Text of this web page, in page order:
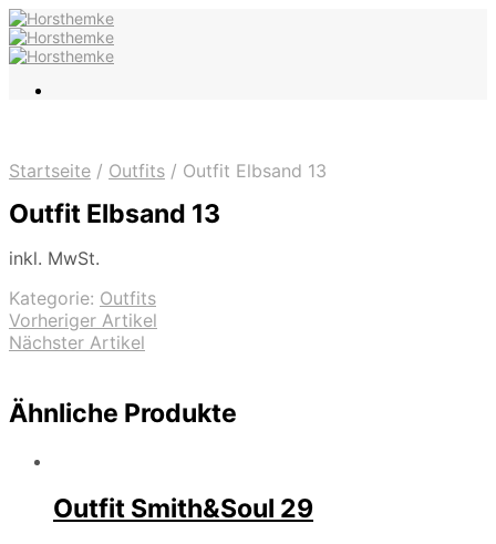
Startseite / Outfits / Outfit Elbsand 13
Outfit Elbsand 13
inkl. MwSt.
Kategorie: Outfits
Vorheriger Artikel
Nächster Artikel
Ähnliche Produkte
Outfit Smith&Soul 29